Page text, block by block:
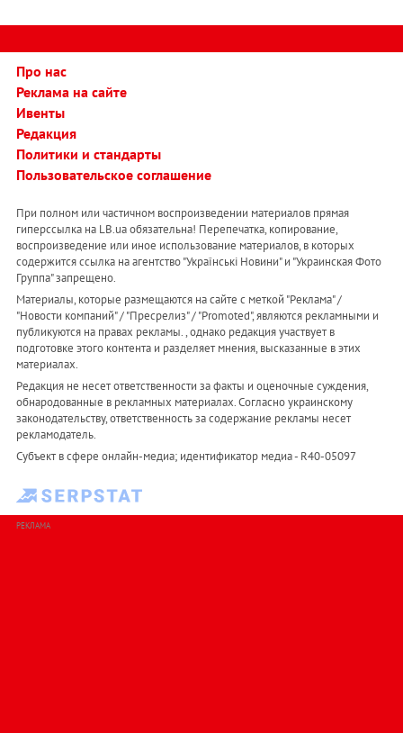
Про нас
Реклама на сайте
Ивенты
Редакция
Политики и стандарты
Пользовательское соглашение
При полном или частичном воспроизведении материалов прямая
гиперссылка на LB.ua обязательна! Перепечатка, копирование,
воспроизведение или иное использование материалов, в которых
содержится ссылка на агентство "Українськi Новини" и "Украинская Фото
Группа" запрещено.
Материалы, которые размещаются на сайте с меткой "Реклама" /
"Новости компаний" / "Пресрелиз" / "Promoted", являются рекламными и
публикуются на правах рекламы. , однако редакция участвует в
подготовке этого контента и разделяет мнения, высказанные в этих
материалах.
Редакция не несет ответственности за факты и оценочные суждения,
обнародованные в рекламных материалах. Согласно украинскому
законодательству, ответственность за содержание рекламы несет
рекламодатель.
Субъект в сфере онлайн-медиа; идентификатор медиа - R40-05097
РЕКЛАМА